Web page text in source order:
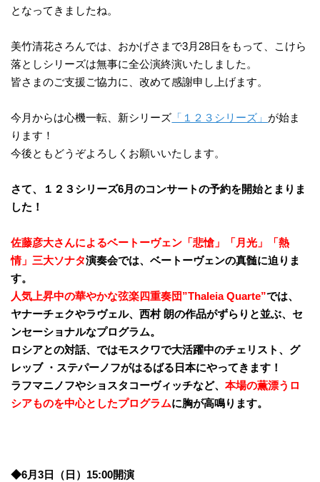
となってきましたね。
美竹清花さろんでは、おかげさまで3月28日をもって、こけら
落としシリーズは無事に全公演終演いたしました。
皆さまのご支援ご協力に、改めて感謝申し上げます。
今月からは心機一転、新シリーズ 「１２３シリーズ」 が始ま
ります！
今後ともどうぞよろしくお願いいたします。
さて、１２３シリーズ6月のコンサートの予約を開始とまりま
した！
佐藤彦大さんによるベートーヴェン「悲愴」「月光」「熱
情」三大ソナタ演奏会では、ベートーヴェンの真髄に迫りま
す。
人気上昇中の華やかな弦楽四重奏団”Thaleia Quarte”では、
ヤナーチェクやラヴェル、西村 朗の作品がずらりと並ぶ、セ
ンセーショナルなプログラム。
ロシアとの対話、ではモスクワで大活躍中のチェリスト、グ
レッブ ・ステパーノフがはるばる日本にやってきます！
ラフマニノフやショスタコーヴィッチなど、本場の薫漂うロ
シアものを中心としたプログラムに胸が高鳴ります。
◆6月3日（日）15:00開演